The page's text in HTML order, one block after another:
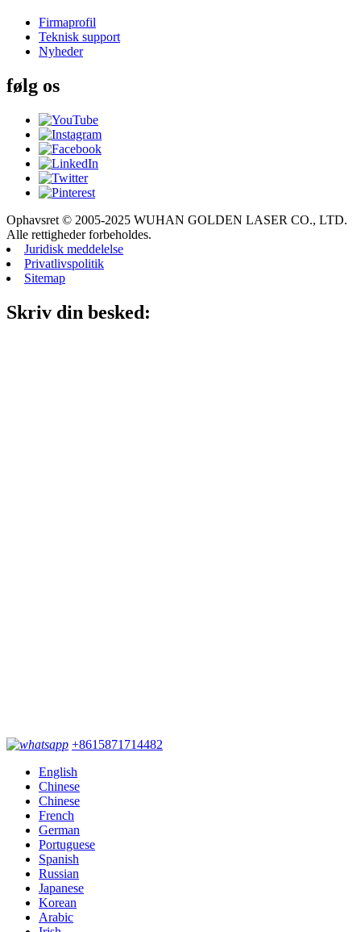
Firmaprofil
Teknisk support
Nyheder
følg os
Ophavsret © 2005-2025 WUHAN GOLDEN LASER CO., LTD.
Alle rettigheder forbeholdes.
Juridisk meddelelse
Privatlivspolitik
Sitemap
Skriv din besked:
+8615871714482
English
Chinese
Chinese
French
German
Portuguese
Spanish
Russian
Japanese
Korean
Arabic